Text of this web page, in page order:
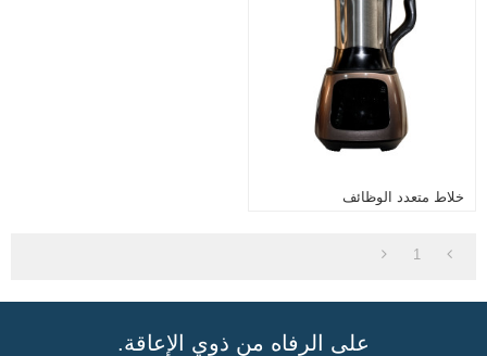
خلاط متعدد الوظائف
1
على الرفاه من ذوي الإعاقة.